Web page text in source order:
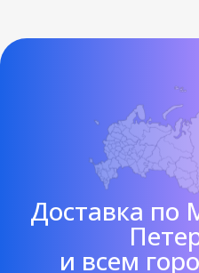
Доставка по
и всем